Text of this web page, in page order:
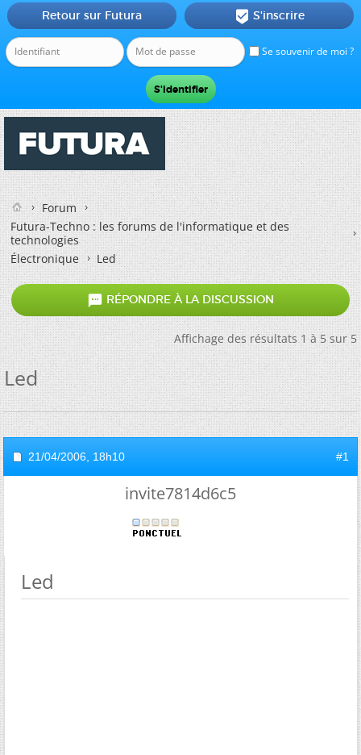
Se souvenir de moi ?
Retour sur Futura  S'inscrire
Forum
Futura-Techno : les forums de l'informatique et des
technologies
Électronique
Led
 RÉPONDRE À LA DISCUSSION
Affichage des résultats 1 à 5 sur 5
Led
21/04/2006, 18h10 #1
invite7814d6c5
Led